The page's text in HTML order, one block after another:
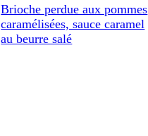
Brioche perdue aux pommes
caramélisées, sauce caramel
au beurre salé